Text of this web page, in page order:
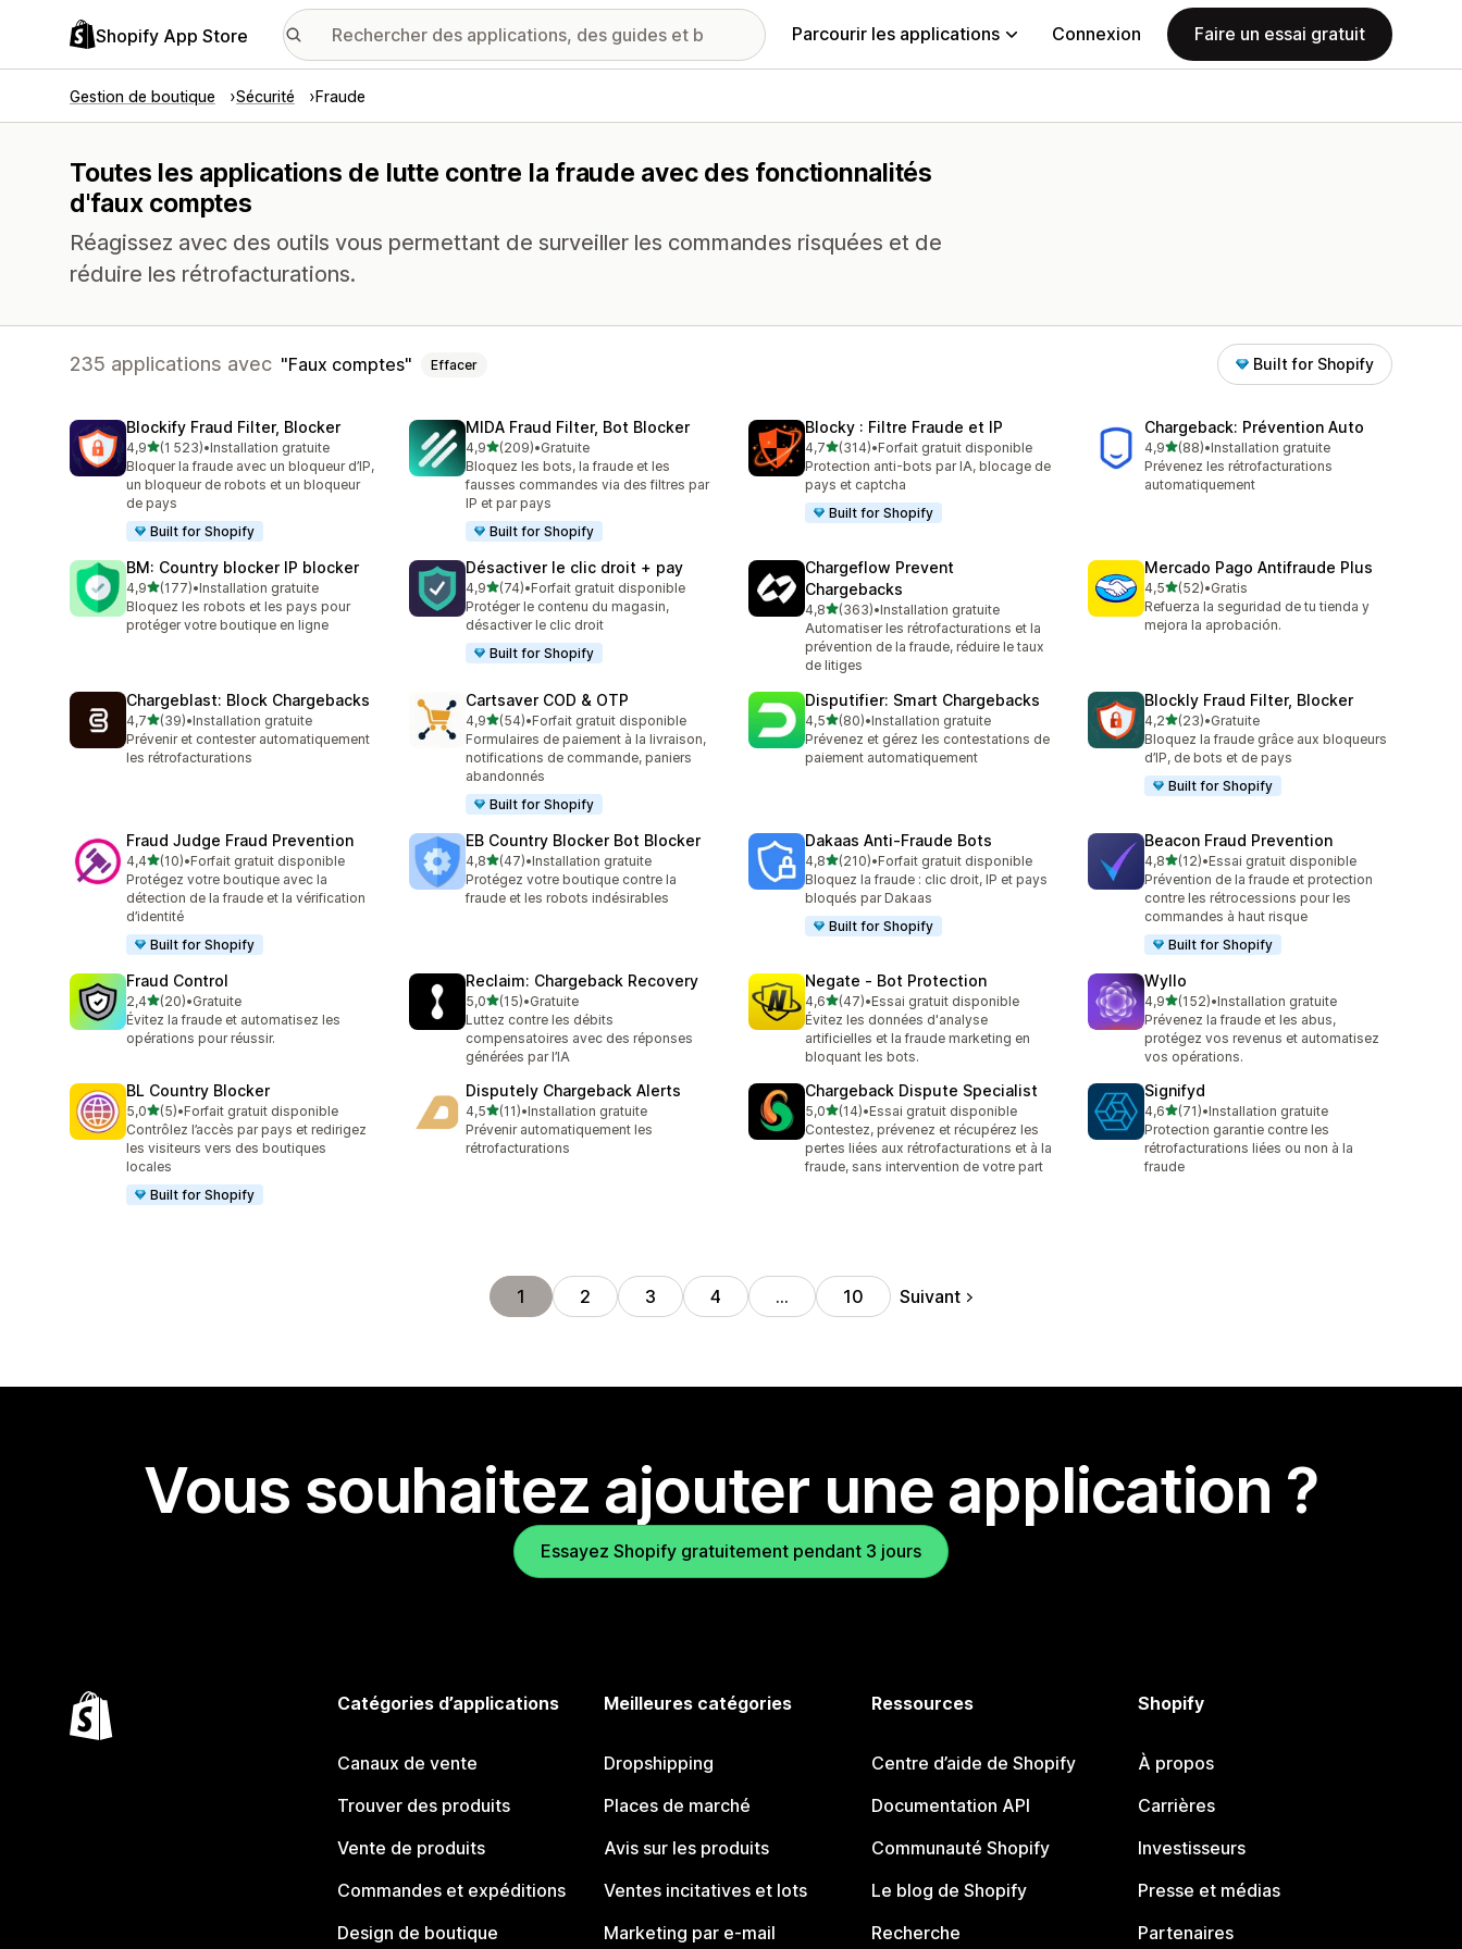
Shopify App Store Parcourir les applications Connexion Faire un essai gratuit
Gestion de boutique Sécurité Fraude
Toutes les applications de lutte contre la fraude avec des fonctionnalités
d'faux comptes
Réagissez avec des outils vous permettant de surveiller les commandes risquées et de
réduire les rétrofacturations.
235 applications avec Faux comptes Effacer Built for Shopify
Blockify Fraud Filter, Blocker
4,9étoile(s) sur 5
(1 523)
1523 avis au total
•Installation gratuite
Bloquer la fraude avec un bloqueur d’IP,
un bloqueur de robots et un bloqueur
de pays
Built for Shopify
MIDA Fraud Filter, Bot Blocker
4,9étoile(s) sur 5
(209)
209 avis au total
•Gratuite
Bloquez les bots, la fraude et les
fausses commandes via des filtres par
IP et par pays
Built for Shopify
Blocky : Filtre Fraude et IP
4,7étoile(s) sur 5
(314)
314 avis au total
•Forfait gratuit disponible
Protection anti-bots par IA, blocage de
pays et captcha
Built for Shopify
Chargeback: Prévention Auto
4,9étoile(s) sur 5
(88)
88 avis au total
•Installation gratuite
Prévenez les rétrofacturations
automatiquement
BM: Country blocker IP blocker
4,9étoile(s) sur 5
(177)
177 avis au total
•Installation gratuite
Bloquez les robots et les pays pour
protéger votre boutique en ligne
Désactiver le clic droit + pay
4,9étoile(s) sur 5
(74)
74 avis au total
•Forfait gratuit disponible
Protéger le contenu du magasin,
désactiver le clic droit
Built for Shopify
Chargeflow Prevent
Chargebacks
4,8étoile(s) sur 5
(363)
363 avis au total
•Installation gratuite
Automatiser les rétrofacturations et la
prévention de la fraude, réduire le taux
de litiges
Mercado Pago Antifraude Plus
4,5étoile(s) sur 5
(52)
52 avis au total
•Gratis
Refuerza la seguridad de tu tienda y
mejora la aprobación.
Chargeblast: Block Chargebacks
4,7étoile(s) sur 5
(39)
39 avis au total
•Installation gratuite
Prévenir et contester automatiquement
les rétrofacturations
Cartsaver COD & OTP
4,9étoile(s) sur 5
(54)
54 avis au total
•Forfait gratuit disponible
Formulaires de paiement à la livraison,
notifications de commande, paniers
abandonnés
Built for Shopify
Disputifier: Smart Chargebacks
4,5étoile(s) sur 5
(80)
80 avis au total
•Installation gratuite
Prévenez et gérez les contestations de
paiement automatiquement
Blockly Fraud Filter, Blocker
4,2étoile(s) sur 5
(23)
23 avis au total
•Gratuite
Bloquez la fraude grâce aux bloqueurs
d’IP, de bots et de pays
Built for Shopify
Fraud Judge Fraud Prevention
4,4étoile(s) sur 5
(10)
10 avis au total
•Forfait gratuit disponible
Protégez votre boutique avec la
détection de la fraude et la vérification
d’identité
Built for Shopify
EB Country Blocker Bot Blocker
4,8étoile(s) sur 5
(47)
47 avis au total
•Installation gratuite
Protégez votre boutique contre la
fraude et les robots indésirables
Dakaas Anti‑Fraude Bots
4,8étoile(s) sur 5
(210)
210 avis au total
•Forfait gratuit disponible
Bloquez la fraude : clic droit, IP et pays
bloqués par Dakaas
Built for Shopify
Beacon Fraud Prevention
4,8étoile(s) sur 5
(12)
12 avis au total
•Essai gratuit disponible
Prévention de la fraude et protection
contre les rétrocessions pour les
commandes à haut risque
Built for Shopify
Fraud Control
2,4étoile(s) sur 5
(20)
20 avis au total
•Gratuite
Évitez la fraude et automatisez les
opérations pour réussir.
Reclaim: Chargeback Recovery
5,0étoile(s) sur 5
(15)
15 avis au total
•Gratuite
Luttez contre les débits
compensatoires avec des réponses
générées par l’IA
Negate ‑ Bot Protection
4,6étoile(s) sur 5
(47)
47 avis au total
•Essai gratuit disponible
Évitez les données d'analyse
artificielles et la fraude marketing en
bloquant les bots.
Wyllo
4,9étoile(s) sur 5
(152)
152 avis au total
•Installation gratuite
Prévenez la fraude et les abus,
protégez vos revenus et automatisez
vos opérations.
BL Country Blocker
5,0étoile(s) sur 5
(5)
5 avis au total
•Forfait gratuit disponible
Contrôlez l’accès par pays et redirigez
les visiteurs vers des boutiques
locales
Built for Shopify
Disputely Chargeback Alerts
4,5étoile(s) sur 5
(11)
11 avis au total
•Installation gratuite
Prévenir automatiquement les
rétrofacturations
Chargeback Dispute Specialist
5,0étoile(s) sur 5
(14)
14 avis au total
•Essai gratuit disponible
Contestez, prévenez et récupérez les
pertes liées aux rétrofacturations et à la
fraude, sans intervention de votre part
Signifyd
4,6étoile(s) sur 5
(71)
71 avis au total
•Installation gratuite
Protection garantie contre les
rétrofacturations liées ou non à la
fraude
1 2 3 4 … 10 Suivant
Vous souhaitez ajouter une application ?
Essayez Shopify gratuitement pendant 3 jours
Catégories d’applications
Canaux de vente
Trouver des produits
Vente de produits
Commandes et expéditions
Design de boutique
Meilleures catégories
Dropshipping
Places de marché
Avis sur les produits
Ventes incitatives et lots
Marketing par e-mail
Ressources
Centre d’aide de Shopify
Documentation API
Communauté Shopify
Le blog de Shopify
Recherche
Shopify
À propos
Carrières
Investisseurs
Presse et médias
Partenaires